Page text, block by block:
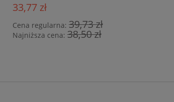
33,77 zł
Cena regularna:39,73 zł
Najniższa cena:38,50 zł